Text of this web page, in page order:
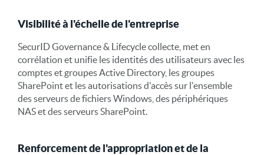
Visibilité à l'échelle de l'entreprise
SecurID Governance & Lifecycle collecte, met en
corrélation et unifie les identités des utilisateurs avec les
comptes et groupes Active Directory, les groupes
SharePoint et les autorisations d'accès sur l'ensemble
des serveurs de fichiers Windows, des périphériques
NAS et des serveurs SharePoint.
Renforcement de l'appropriation et de la